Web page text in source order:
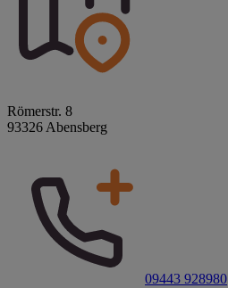
Römerstr. 8
93326 Abensberg
09443 928980